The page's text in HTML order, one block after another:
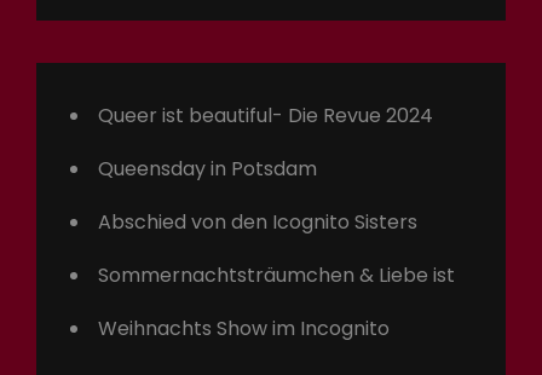
Queer ist beautiful- Die Revue 2024
Queensday in Potsdam
Abschied von den Icognito Sisters
Sommernachtsträumchen & Liebe ist
Weihnachts Show im Incognito